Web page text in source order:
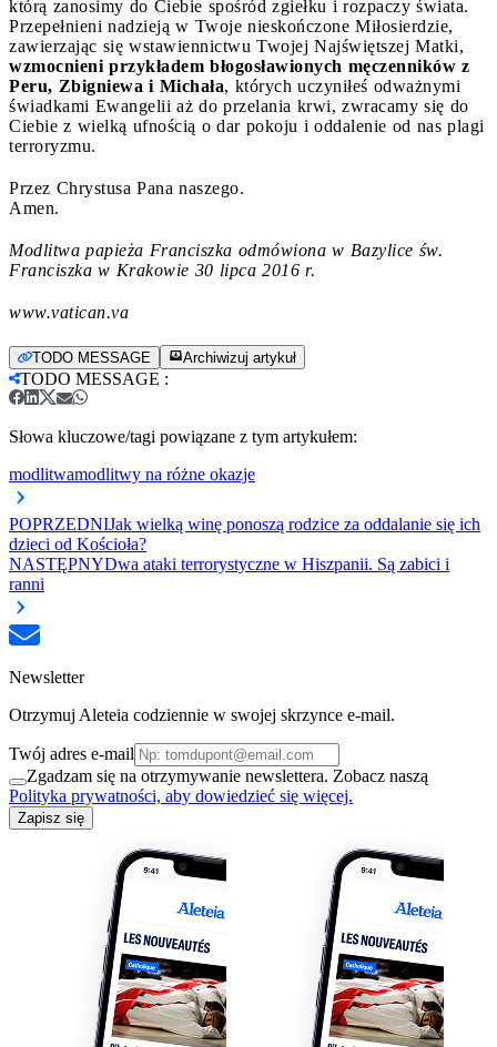
którą zanosimy do Ciebie spośród zgiełku i rozpaczy świata.
Przepełnieni nadzieją w Twoje nieskończone Miłosierdzie,
zawierzając się wstawiennictwu Twojej Najświętszej Matki,
wzmocnieni przykładem błogosławionych męczenników z
Peru, Zbigniewa i Michała, których uczyniłeś odważnymi
świadkami Ewangelii aż do przelania krwi, zwracamy się do
Ciebie z wielką ufnością o dar pokoju i oddalenie od nas plagi
terroryzmu.
Przez Chrystusa Pana naszego.
Amen.
Modlitwa papieża Franciszka odmówiona w Bazylice św.
Franciszka w Krakowie 30 lipca 2016 r.
www.vatican.va
TODO MESSAGE Archiwizuj artykuł
TODO MESSAGE :
Słowa kluczowe/tagi powiązane z tym artykułem:
modlitwamodlitwy na różne okazje
POPRZEDNIJak wielką winę ponoszą rodzice za oddalanie się ich
dzieci od Kościoła?
NASTĘPNYDwa ataki terrorystyczne w Hiszpanii. Są zabici i
ranni
Newsletter
Otrzymuj Aleteia codziennie w swojej skrzynce e-mail.
Twój adres e-mail
Zgadzam się na otrzymywanie newslettera. Zobacz naszą
Polityka prywatności, aby dowiedzieć się więcej.
Zapisz się